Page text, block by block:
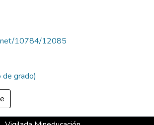
10784/12085
de grado)